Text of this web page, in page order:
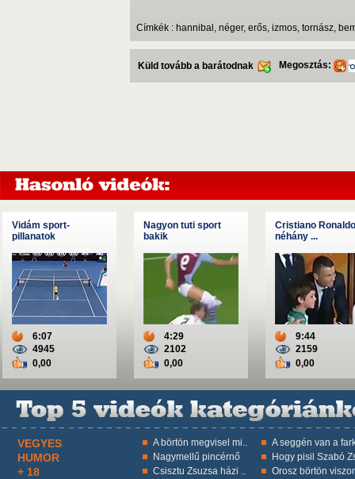
Címkék : hannibal, néger, erős, izmos, tornász,
Küld tovább a barátodnak Megosztás:
Vidám sport-
pillanatok
6:07
4945
0,00
Nagyon tuti sport
bakik
4:29
2102
0,00
Cristiano Ronaldo
néhány ...
9:44
2159
0,00
VEGYES A börtön megvisel mi.. A seggén van a
HUMOR Nagymellű pincérnő Hogy pisil Szabó
+ 18 Csisztu Zsuzsa házi .. Orosz börtön